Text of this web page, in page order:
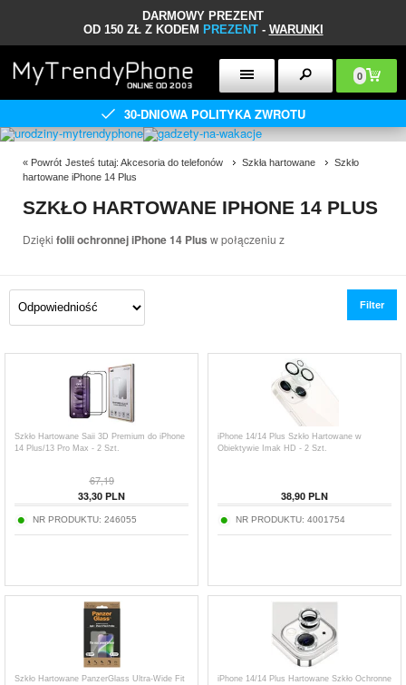
DARMOWY PREZENT
OD 150 ZŁ Z KODEM PREZENT- WARUNKI
0
30-DNIOWA POLITYKA ZWROTU
« Powrót Jesteś tutaj: Akcesoria do telefonów Szkła hartowane
Szkło
hartowane iPhone 14 Plus
SZKŁO HARTOWANE IPHONE 14 PLUS
Dzięki folii ochronnej iPhone 14 Plus w połączeniu z
Filter
Szkło Hartowane Saii 3D Premium do iPhone
14 Plus/13 Pro Max - 2 Szt.
67,19
33,30 PLN
NR PRODUKTU: 246055
iPhone 14/14 Plus Szkło Hartowane w
Obiektywie Imak HD - 2 Szt.
38,90 PLN
NR PRODUKTU: 4001754
Szkło Hartowane PanzerGlass Ultra-Wide Fit
iPhone 14/14 Plus Hartowane Szkło Ochronne